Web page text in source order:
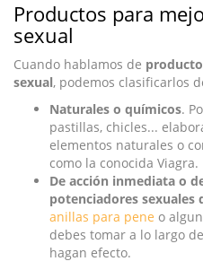
Productos para
sexual
Cuando hablamos de
sexual, podemos clasificarlos
Naturales o químicos.
pastillas, chicles...
elementos naturales o
como la conocida Viagra.
De acción inmediata o
potenciadores sexuales
anillas para pene o
debes tomar a lo largo
hagan efecto.